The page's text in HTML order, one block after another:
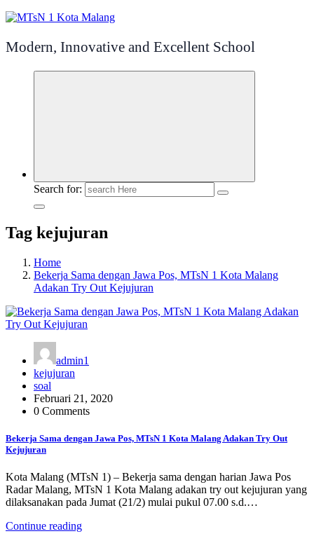
Modern, Innovative and Excellent School
Search for:
Tag kejujuran
Home
Bekerja Sama dengan Jawa Pos, MTsN 1 Kota Malang
Adakan Try Out Kejujuran
admin1
kejujuran
soal
Februari 21, 2020
0 Comments
Bekerja Sama dengan Jawa Pos, MTsN 1 Kota Malang Adakan Try Out
Kejujuran
Kota Malang (MTsN 1) – Bekerja sama dengan harian Jawa Pos
Radar Malang, MTsN 1 Kota Malang adakan try out kejujuran yang
dilaksanakan pada Jumat (21/2) mulai pukul 07.00 s.d.…
Continue reading